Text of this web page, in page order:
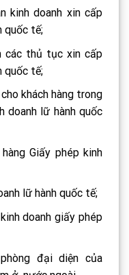
kinh doanh xin cấp
quốc tế;
các thủ tục xin cấp
quốc tế;
khách hàng trong
doanh lữ hành quốc
Giấy phép kinh
lữ hành quốc tế;
doanh giấy phép
đại diện của